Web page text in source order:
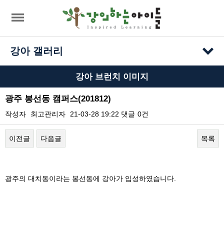
강아 갤러리
강아 브런치 이미지
광주 봉선동 캠퍼스(201812)
작성자 최고관리자 21-03-28 19:22 댓글 0건
이전글 다음글 목록
광주의 대치동이라는 봉선동에 강아가 입성하였습니다.